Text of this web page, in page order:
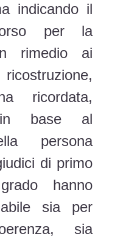
indicando il
per la
rimedio ai
ricordata,
in base al
persona
di primo
hanno
sia per
sia